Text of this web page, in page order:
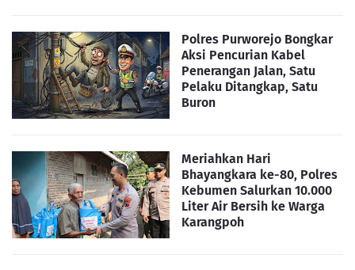
Polres Purworejo Bongkar
Aksi Pencurian Kabel
Penerangan Jalan, Satu
Pelaku Ditangkap, Satu
Buron
Meriahkan Hari
Bhayangkara ke-80, Polres
Kebumen Salurkan 10.000
Liter Air Bersih ke Warga
Karangpoh